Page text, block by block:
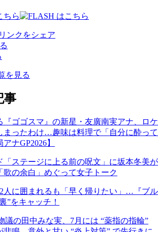
を見る
事
『ゴゴスマ』の新星・友廣南実アナ、ロケ
まったわけ…趣味は料理で「自分に酔って
ナGP2026】
「ステージに上る前の呪文」に坂本冬美が
の余白」めぐって女子トーク
人に囲まれるも「早く帰りたい」…『ブル
”をキャッチ！
議の田中みな実、7月には “薬指の指輪”